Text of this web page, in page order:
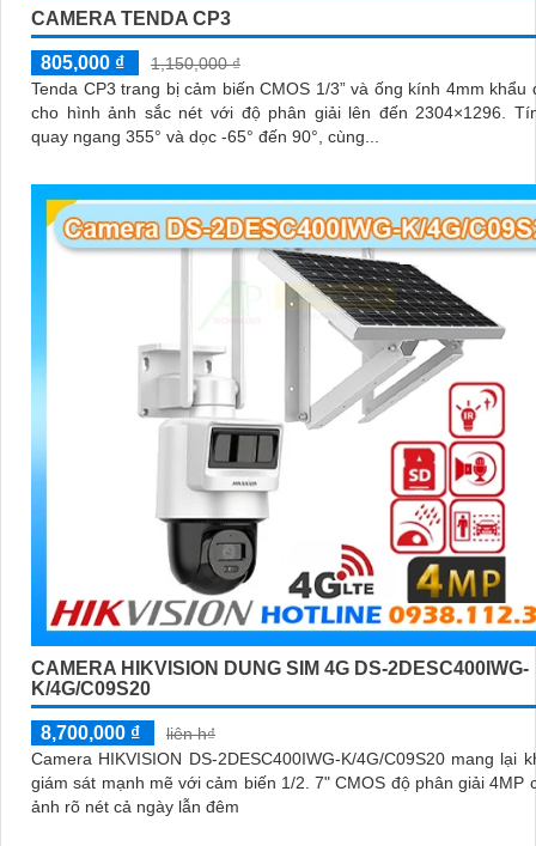
CAMERA TENDA CP3
805,000 ₫
1,150,000 ₫
Tenda CP3 trang bị cảm biến CMOS 1/3” và ống kính 4mm khẩu
cho hình ảnh sắc nét với độ phân giải lên đến 2304×1296. Tính năng
quay ngang 355° và dọc -65° đến 90°, cùng...
CAMERA HIKVISION DUNG SIM 4G DS-2DESC400IWG-
K/4G/C09S20
8,700,000 ₫
liên h₫
Camera HIKVISION DS-2DESC400IWG-K/4G/C09S20 mang lại
giám sát mạnh mẽ với cảm biến 1/2. 7" CMOS độ phân giải 4MP
ảnh rõ nét cả ngày lẫn đêm